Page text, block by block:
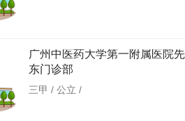
广州中医药大学第一附属医院
东门诊部
三甲 / 公立 /